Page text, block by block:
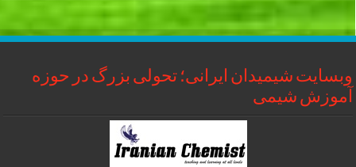
وبسایت شیمیدان ایرانی؛ تحولی بزرگ در حوزه
آموزش شیمی